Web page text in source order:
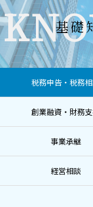
基礎
税務申告・税務
創業融資・財務
事業承継
経営相談